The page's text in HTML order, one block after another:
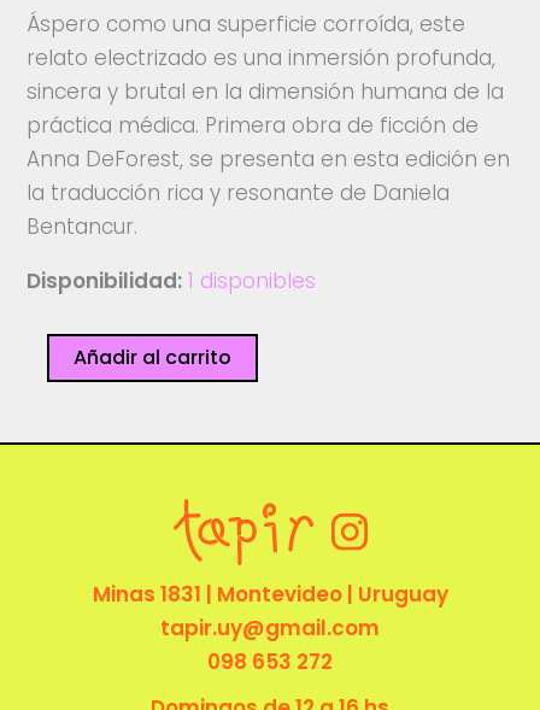
Áspero como una superficie corroída, este
relato electrizado es una inmersión profunda,
sincera y brutal en la dimensión humana de la
práctica médica. Primera obra de ficción de
Anna DeForest, se presenta en esta edición en
la traducción rica y resonante de Daniela
Bentancur.
Disponibilidad: 1 disponibles
Historia
de
enfermedad
Añadir al carrito
Minas 1831 | Montevideo | Uruguay
tapir.uy@gmail.com
098 653 272